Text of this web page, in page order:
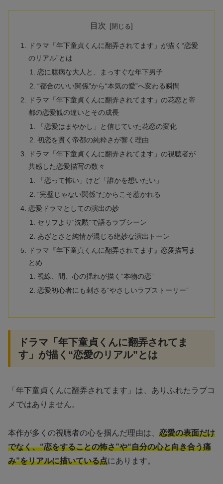
目次
ドラマ「年下童貞くんに翻弄されてます」が描く“恋愛
のリアル”とは
恋に臆病な大人と、まっすぐな年下男子
“都合のいい関係”から“本気の愛”へ変わる瞬間
ドラマ「年下童貞くんに翻弄されてます」の花恋と帝
都の恋愛観の違いとその成長
「恋愛はまやかし」と信じていた花恋の変化
初恋を貫く帝都の純粋さが響く理由
ドラマ「年下童貞くんに翻弄されてます」の視聴者が
共感した恋愛描写の数々
「恋って怖い」けど「誰かを想いたい」
“完璧じゃない関係”だからこそ惹かれる
恋愛ドラマとしての演出の妙
セリフより“沈黙”で語るラブシーン
あざとさと純情が混じる絶妙な演出トーン
ドラマ『年下童貞くんに翻弄されてます』恋愛描写ま
とめ
視線、間、心の揺れが描く“本物の恋”
恋愛初心者にも刺さる“やさしいラブストーリー”
ドラマ「年下童貞くんに翻弄されてま
す」が描く“恋愛のリアル”とは
「年下童貞くんに翻弄されてます」は、ありふれたラブコ
メではありません。
本作が多くの視聴者の心を掴んだ理由は、 恋愛の表面だけ
でなく、“恋をすることの怖さ”や“自分の心と向き合う痛
み”をリアルに描いている点にあります。